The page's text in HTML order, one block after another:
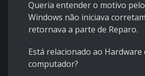
Queria entender o motivo
Windows não iniciava
retornava a parte de Reparo.
Está relacionado ao Hardware
computador?